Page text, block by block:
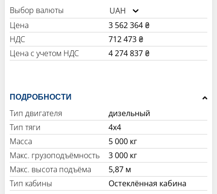
Выбор валюты
UAH
Цена
3 562 364 ₴
НДС
712 473 ₴
Цена с учетом НДС
4 274 837 ₴
ПОДРОБНОСТИ
Тип двигателя
дизельный
Тип тяги
4x4
Масса
5 000 кг
Макс. грузоподъёмность
3 000 кг
Макс. высота подъёма
5,87 м
Тип кабины
Остеклённая кабина